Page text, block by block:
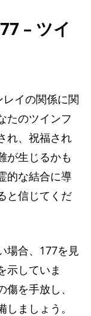
– ツイ
イの関係に関
たのツインフ
れ、祝福され
が生じるかも
的な結合に導
と信じてくだ
場合、177を見
示していま
を手放し、
ましょう。